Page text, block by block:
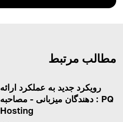
مطالب مرتبط
رویکرد جدید به عملکرد ارائه
دهندگان میزبانی - مصاحبه : PQ
Hosting